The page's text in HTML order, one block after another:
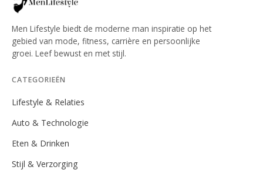
Men Lifestyle biedt de moderne man inspiratie op het
gebied van mode, fitness, carrière en persoonlijke
groei. Leef bewust en met stijl.
CATEGORIEËN
Lifestyle & Relaties
Auto & Technologie
Eten & Drinken
Stijl & Verzorging